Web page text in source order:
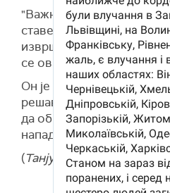
"Важно је да се праве
ставе до знања
извршити притисак на
се овај терор окончао",
Он је истакао да све
решавању последица
да обрате пажњу на
нападима.
(Танјуг